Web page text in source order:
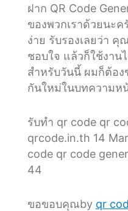
ฝาก QR Code
ของพวกเราด้วยนะ
ง่าย รับรองเลยว่า คุ
ชอบใจ แล้วก็ใช้งา
สำหรับวันนี้ ผมก็ต้อ
กันใหม่ในบทความห
รับทำ qr code qr
qrcode.in.th 14
code qr code
44
ขอขอบคุณby qr